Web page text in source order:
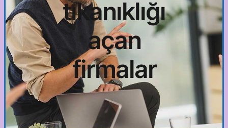
tıkanıklığı
açan
firmalar